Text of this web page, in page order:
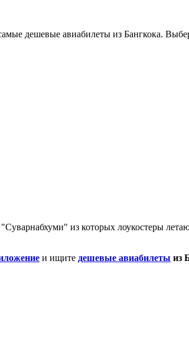
дешевые авиабилеты из Бангкока.
из которых лоукостеры
и ищите дешевые авиабилеты из